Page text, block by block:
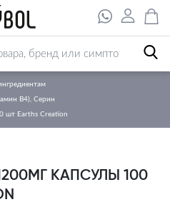
B4), Серин
шт Earths Creation
КАПСУЛЫ 100